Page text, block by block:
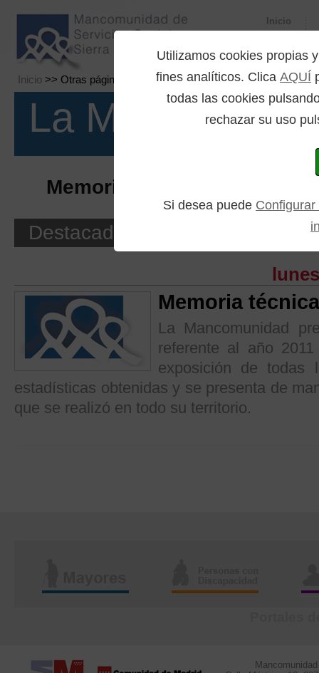
Utilizamos cookies propias
fines analíticos. Clica AQUÍ
todas las cookies
rechazar su uso
Si desea puede
Inicio
Inicio >> Otras páginas >> Búsqueda por etiquetas
La
Memoria
Destacados
Memoria
La Mancomunidad
referente al año
exposición de todas
estadísticas obtenidas y se presenta de
que se realizó en todo su territorio.